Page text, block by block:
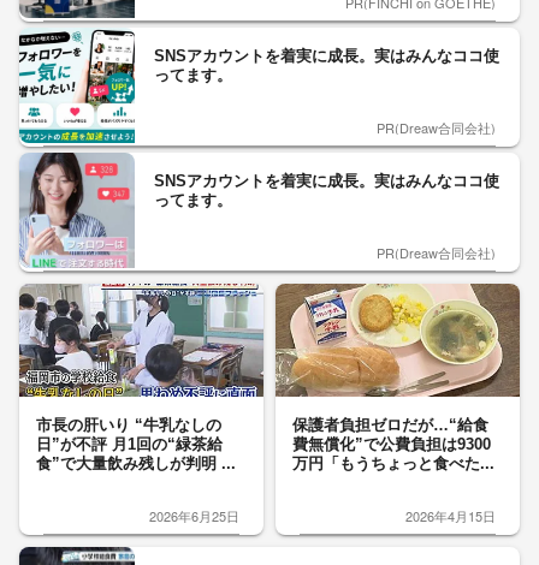
SNSアカウントを着実に成長。実はみんなココ使
ってます。
PR(Dreaw合同会社)
SNSアカウントを着実に成長。実はみんなココ使
ってます。
PR(Dreaw合同会社)
市長の肝いり “牛乳なしの
日”が不評 月1回の“緑茶給
食”で大量飲み残しが判明 ...
2026年6月25日
保護者負担ゼロだが…“給食
費無償化”で公費負担は9300
万円「もうちょっと食べた...
2026年4月15日